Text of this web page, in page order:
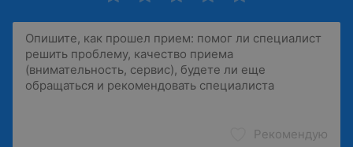
Рекомендую